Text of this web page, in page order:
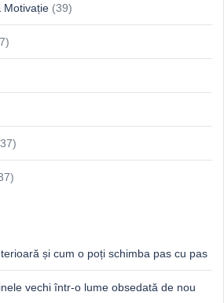
Motivație (39)
și cum o poți schimba pas cu pas
vechi într-o lume obsedată de nou